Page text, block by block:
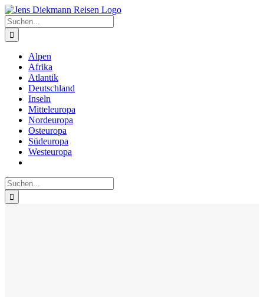
Zum
Inhalt
springen
Suche
nach:
Alpen
Afrika
Atlantik
Deutschland
Inseln
Mitteleuropa
Nordeuropa
Osteuropa
Südeuropa
Westeuropa
Suche
nach: